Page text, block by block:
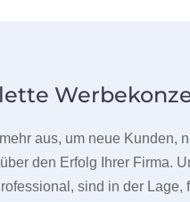
aus, um neue Kunden,
den Erfolg Ihrer Firma.
sind in der